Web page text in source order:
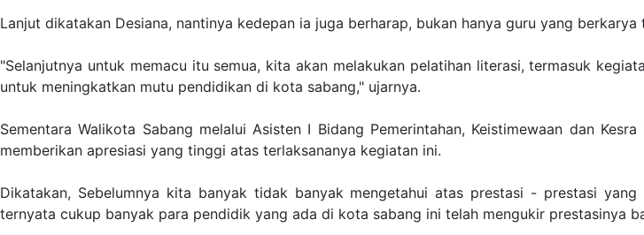
Lanjut dikatakan Desiana, nantinya kedepan ia juga berharap, bukan hanya guru yang
"Selanjutnya untuk memacu itu semua, kita akan melakukan pelatihan literasi, termasuk
untuk meningkatkan mutu pendidikan di kota sabang," ujarnya.
Sementara Walikota Sabang melalui Asisten I Bidang Pemerintahan, Keistimewaan dan
memberikan apresiasi yang tinggi atas terlaksananya kegiatan ini.
Dikatakan, Sebelumnya kita banyak tidak banyak mengetahui atas prestasi - prestasi
ternyata cukup banyak para pendidik yang ada di kota sabang ini telah mengukir prestasinya